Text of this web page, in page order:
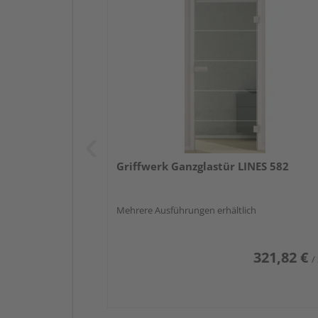
Griffwerk Ganzglastür LINES 582
Mehrere Ausführungen erhältlich
321,82 € /